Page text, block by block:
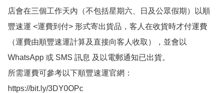
店會在三個工作天內（不包括星期六、日及公眾假期）以順
豐速運 <運費到付> 形式寄出貨品，客人在收貨時才付運費
（運費由順豐速運計算及直接向客人收取），並會以
WhatsApp 或 SMS 訊息 及以電郵通知已出貨。
所需運費可參考以下順豐速運官網：
https://bit.ly/3DY0OPc